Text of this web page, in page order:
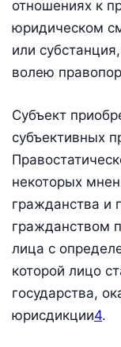
отношениях к
юридическом
или
волею
Субъект
субъективных
некоторых
гражданства и
гражданством
лица с
которой лицо
государства,
юрисдикции4.